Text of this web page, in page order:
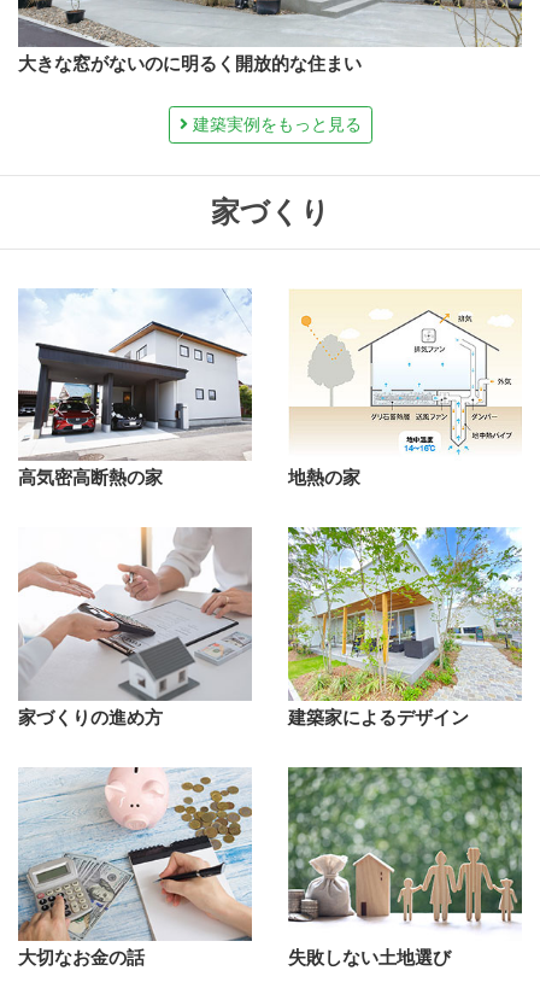
大きな窓がないのに明るく開放的な住まい
建築実例をもっと見る
家づくり
高気密高断熱の家 地熱の家
家づくりの進め方 建築家によるデザイン
大切なお金の話 失敗しない土地選び